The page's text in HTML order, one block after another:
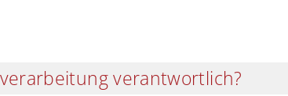
verantwortlich?